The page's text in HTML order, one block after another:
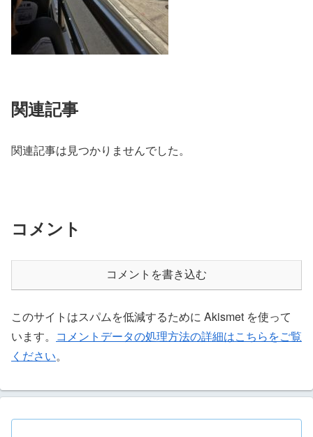
関連記事
関連記事は見つかりませんでした。
コメント
コメントを書き込む
このサイトはスパムを低減するために Akismet を使って
います。 コメントデータの処理方法の詳細はこちらをご覧
ください。